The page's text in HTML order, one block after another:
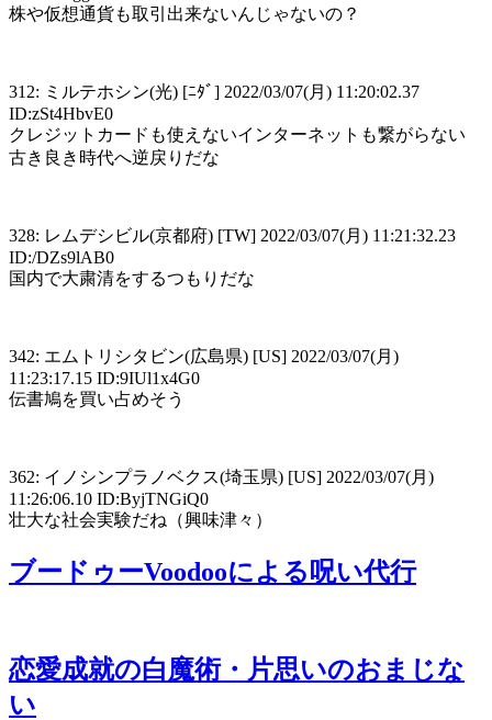
株や仮想通貨も取引出来ないんじゃないの？
312: ミルテホシン(光) [ﾆﾀﾞ] 2022/03/07(月) 11:20:02.37
ID:zSt4HbvE0
クレジットカードも使えないインターネットも繋がらない
古き良き時代へ逆戻りだな
328: レムデシビル(京都府) [TW] 2022/03/07(月) 11:21:32.23
ID:/DZs9lAB0
国内で大粛清をするつもりだな
342: エムトリシタビン(広島県) [US] 2022/03/07(月)
11:23:17.15 ID:9IUl1x4G0
伝書鳩を買い占めそう
362: イノシンプラノベクス(埼玉県) [US] 2022/03/07(月)
11:26:06.10 ID:ByjTNGiQ0
壮大な社会実験だね（興味津々）
ブードゥーVoodooによる呪い代行
恋愛成就の白魔術・片思いのおまじな
い